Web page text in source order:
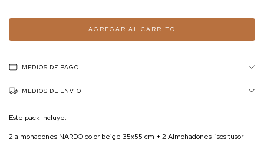
MEDIOS DE PAGO
MEDIOS DE ENVÍO
Este pack Incluye:
2 almohadones NARDO color beige 35x55 cm + 2 Almohadones lisos tusor